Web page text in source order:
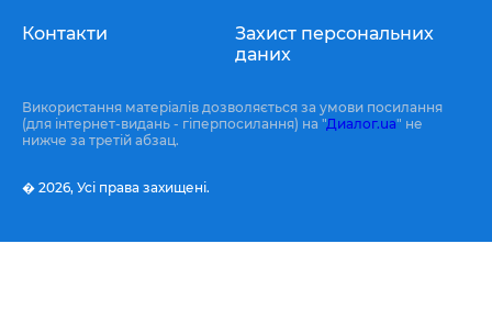
Контакти
Захист персональних
даних
Використання матеріалів дозволяється за умови посилання
(для інтернет-видань - гіперпосилання) на "Диалог.ua" не
нижче за третій абзац.
� 2026, Усі права захищені.